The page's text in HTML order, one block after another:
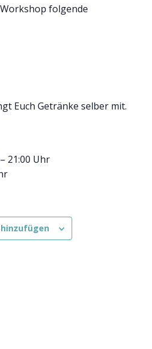
folgende
Euch Getränke selber mit.
21:00 Uhr